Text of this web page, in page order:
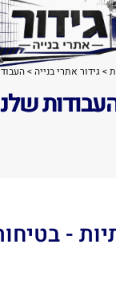
> גידור אתרי בנייה>
-